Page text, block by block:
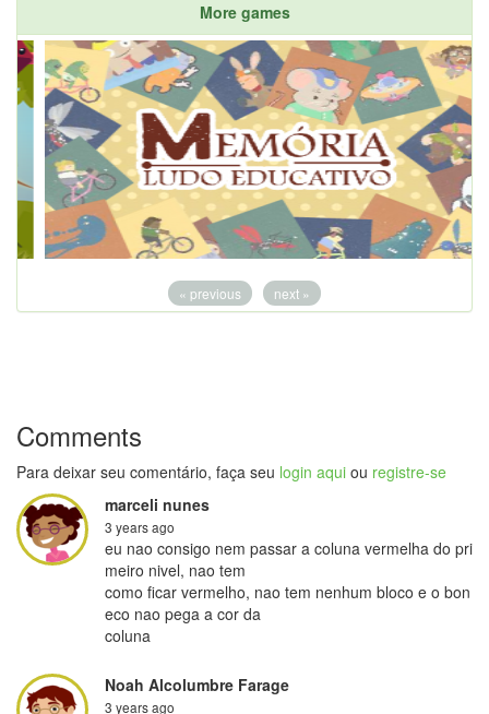
More games
« previous next »
Comments
Para deixar seu comentário, faça seu login aqui ou registre-se
marceli nunes
3 years ago
eu nao consigo nem passar a coluna vermelha do pri
meiro nivel, nao tem
como ficar vermelho, nao tem nenhum bloco e o bon
eco nao pega a cor da
coluna
Noah Alcolumbre Farage
3 years ago